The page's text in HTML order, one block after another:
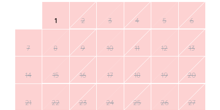
1 2 3 4 5 6
7 8 9 10 11 12 13
14 15 16 17 18 19 20
21 22 23 24 25 26 27